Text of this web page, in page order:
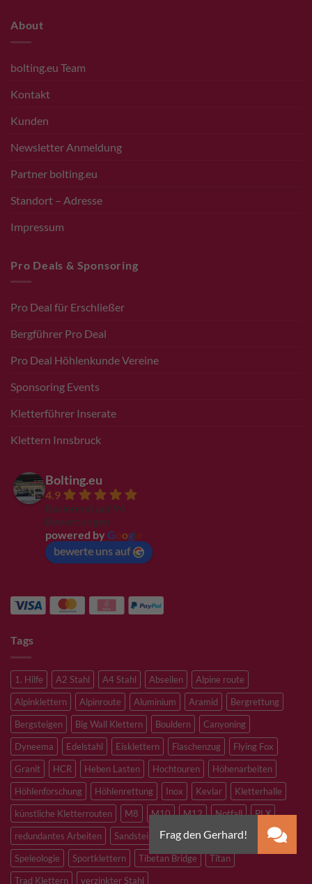
About
bolting.eu Team
Kontakt
Kunden
Newsletter Anmeldung
Partner bolting.eu
Standort – Adresse
Impressum
Pro Deals & Sponsoring
Pro Deal für Erschließer
Bergführer Pro Deal
Pro Deal Höhlenkunde Vereine
Sponsoring Events
Kletterführer Inserate
Klettern Innsbruck
Bolting.eu
4.9
Basierend auf 94
Bewertungen
powered by G ogl
bewerte uns auf
Tags
1. Hilfe A2 Stahl A4 Stahl Abseilen
Alpine route
Alpinklettern
Alpinroute Aluminium Aramid
Bergrettung
Bergsteigen
Big Wall Klettern Bouldern
Canyoning
Dyneema
Edelstahl Eisklettern Flaschenzug
Flying Fox
Granit
HCR Heben Lasten Hochtouren
Höhenarbeiten
Höhlenforschung
Höhlenrettung Inox Kevlar
Kletterhalle
künstliche Kletterrouten
M8 M10 M12 Notfall
PLX
redundantes Arbeiten
Sandstein Skitouren
Slacklining
Speleologie
Sportklettern Tibetan Bridge
Titan
Trad Klettern
verzinkter Stahl